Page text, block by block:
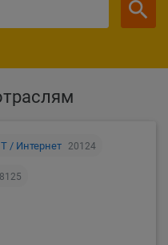
/ Интернет 20124
8125